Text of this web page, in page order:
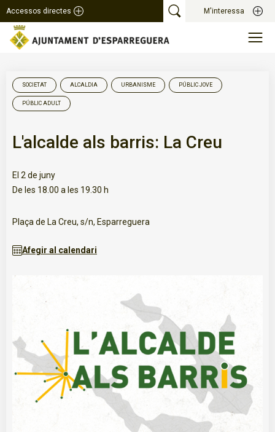
Accessos directes M'interessa
SOCIETAT ALCALDIA URBANISME PÚBLIC JOVE
PÚBLIC ADULT
L'alcalde als barris: La Creu
El 2 de juny
De les 18.00 a les 19.30 h
Plaça de La Creu, s/n, Esparreguera
Afegir al calendari